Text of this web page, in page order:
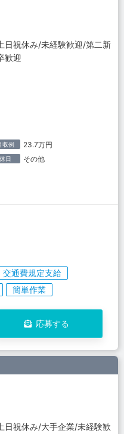
日祝休み/未経験歓迎/第二新
歓迎
収例 23.7万円
休日 その他
交通費規定支給
簡単作業
応募する
日祝休み/大手企業/未経験歓